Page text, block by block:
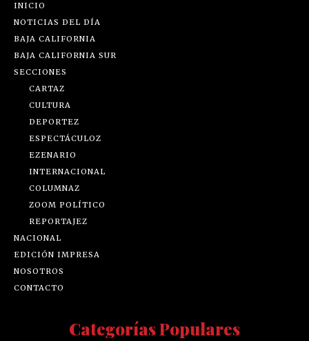
INICIO
NOTICIAS DEL DÍA
BAJA CALIFORNIA
BAJA CALIFORNIA SUR
SECCIONES
CARTAZ
CULTURA
DEPORTEZ
ESPECTÁCULOZ
EZENARIO
INTERNACIONAL
COLUMNAZ
ZOOM POLÍTICO
REPORTAJEZ
NACIONAL
EDICIÓN IMPRESA
NOSOTROS
CONTACTO
Categorías Populares